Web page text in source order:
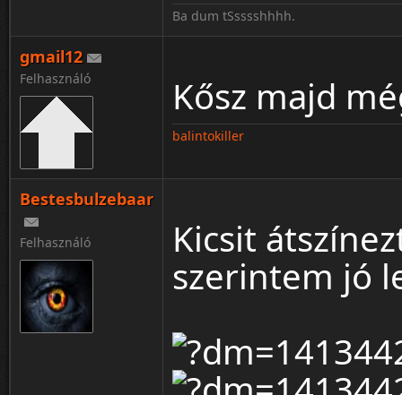
Ba dum tSsssshhhh.
gmail12
Felhasználó Kősz majd
balintokiller
Bestesbulzebaar
Felhasználó
Kicsit
szerintem jó